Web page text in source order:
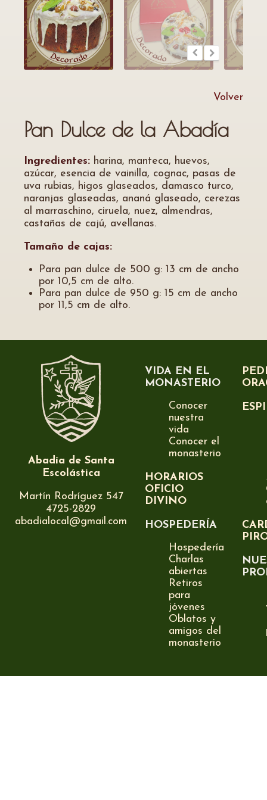
Volver
Pan Dulce de la Abadía
Ingredientes: harina, manteca, huevos,
azúcar, esencia de vainilla, cognac, pasas de
uva rubias, higos glaseados, damasco turco,
naranjas glaseadas, ananá glaseado, cerezas
al marraschino, ciruela, nuez, almendras,
castañas de cajú, avellanas.
Tamaño de cajas:
Para pan dulce de 500 g: 13 cm de ancho
por 10,5 cm de alto.
Para pan dulce de 950 g: 15 cm de ancho
por 11,5 cm de alto.
Abadía de Santa
Escolástica
Martín Rodríguez 547
4725-2829
abadialocal@gmail.com
VIDA EN EL
MONASTERIO
Conocer
nuestra
vida
Conocer el
monasterio
HORARIOS
OFICIO
DIVINO
HOSPEDERÍA
Hospedería
Charlas
abiertas
Retiros
para
jóvenes
Oblatos y
amigos del
monasterio